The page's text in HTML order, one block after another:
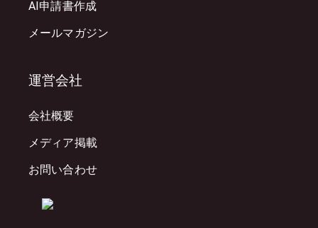
AI申請書作成
メールマガジン
運営会社
会社概要
メディア掲載
お問い合わせ